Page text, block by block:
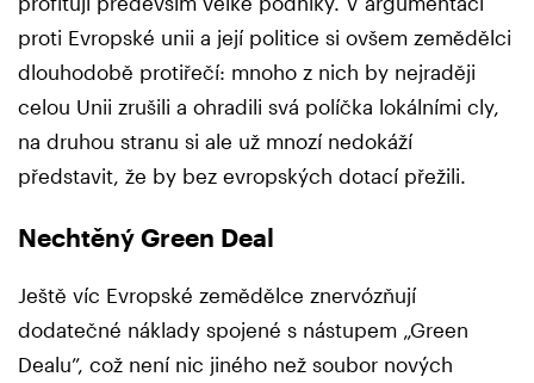
proti Evropské unii a její politice si ovšem zemědělci
dlouhodobě protiřečí: mnoho z nich by nejraději
celou Unii zrušili a ohradili svá políčka lokálními cly,
na druhou stranu si ale už mnozí nedokáží
představit, že by bez evropských dotací přežili.
Nechtěný Green Deal
Ještě víc Evropské zemědělce znervózňují
dodatečné náklady spojené s nástupem „Green
Dealu”, což není nic jiného než soubor nových